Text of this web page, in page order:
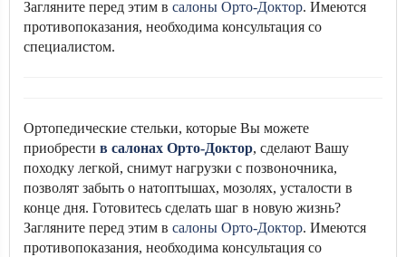
Загляните перед этим в салоны Орто-Доктор. Имеются
противопоказания, необходима консультация со
специалистом.
Ортопедические стельки, которые Вы можете
приобрести в салонах Орто-Доктор, сделают Вашу
походку легкой, снимут нагрузки с позвоночника,
позволят забыть о натоптышах, мозолях, усталости в
конце дня. Готовитесь сделать шаг в новую жизнь?
Загляните перед этим в салоны Орто-Доктор. Имеются
противопоказания, необходима консультация со